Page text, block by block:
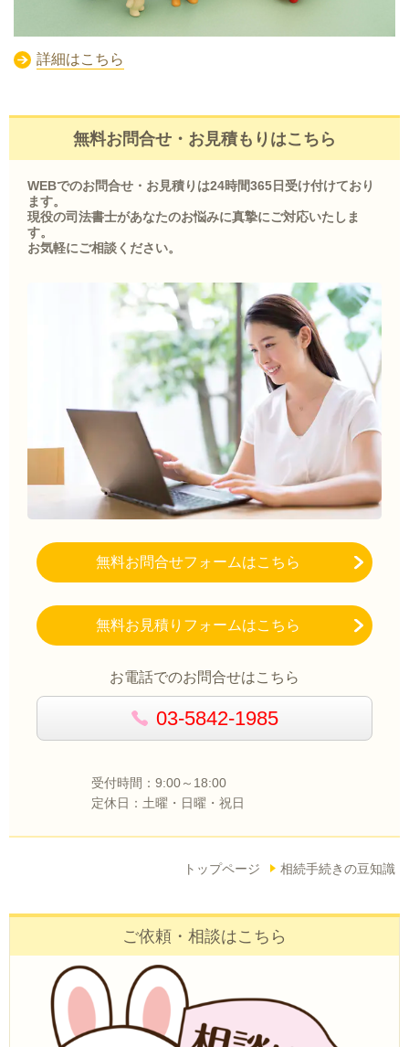
詳細はこちら
無料お問合せ・お見積もりはこちら
WEBでのお問合せ・お見積りは24時間365日受け付けており
ます。
現役の司法書士があなたのお悩みに真摯にご対応いたしま
す。
お気軽にご相談ください。
無料お問合せフォームはこちら
無料お見積りフォームはこちら
お電話でのお問合せはこちら
03-5842-1985
受付時間：9:00～18:00
定休日：土曜・日曜・祝日
トップページ 相続手続きの豆知識
ご依頼・相談はこちら